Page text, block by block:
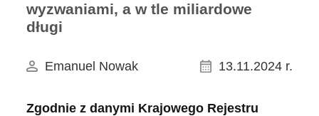
wyzwaniami, a w tle miliardowe
długi
Emanuel Nowak 13.11.2024 r.
Zgodnie z danymi Krajowego Rejestru